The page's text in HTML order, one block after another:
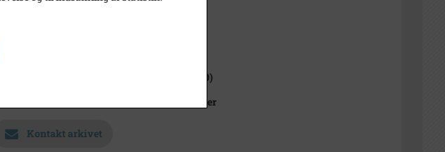
s/h positiv
på kort
Haslev Sogn (1000-2050)
Faxe Kommunes Arkiver
Kontakt arkivet